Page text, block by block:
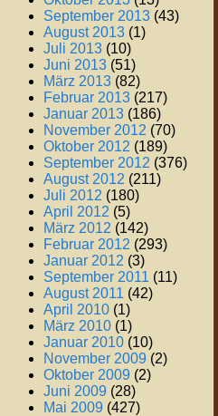
September 2013 (43)
August 2013 (1)
Juli 2013 (10)
Juni 2013 (51)
März 2013 (82)
Februar 2013 (217)
Januar 2013 (186)
November 2012 (70)
Oktober 2012 (189)
September 2012 (376)
August 2012 (211)
Juli 2012 (180)
April 2012 (5)
März 2012 (142)
Februar 2012 (293)
Januar 2012 (3)
September 2011 (11)
August 2011 (42)
April 2010 (1)
März 2010 (1)
Januar 2010 (10)
November 2009 (2)
Oktober 2009 (2)
Juni 2009 (28)
Mai 2009 (427)